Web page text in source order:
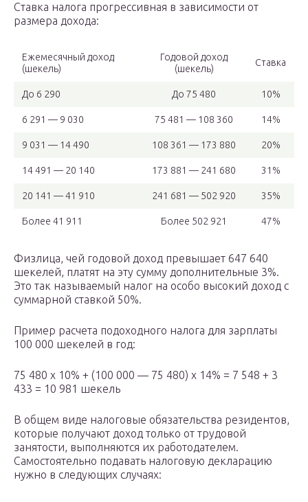
Ставка налога прогрессивная в зависимости от
размера дохода:
Ежемесячный доход
(шекель)
Годовой доход
(шекель)
Ставка
До 6 290 До 75 480 10%
6 291 — 9 030 75 481 — 108 360 14%
9 031 — 14 490 108 361 — 173 880 20%
14 491 — 20 140 173 881 — 241 680 31%
20 141 — 41 910 241 681 — 502 920 35%
Более 41 911 Более 502 921 47%
Физлица, чей годовой доход превышает 647 640
шекелей, платят на эту сумму дополнительные 3%.
Это так называемый налог на особо высокий доход с
суммарной ставкой 50%.
Пример расчета подоходного налога для зарплаты
100 000 шекелей в год:
75 480 х 10% + (100 000 — 75 480) х 14% = 7 548 + 3
433 = 10 981 шекель
В общем виде налоговые обязательства резидентов,
которые получают доход только от трудовой
занятости, выполняются их работодателем.
Самостоятельно подавать налоговую декларацию
нужно в следующих случаях: